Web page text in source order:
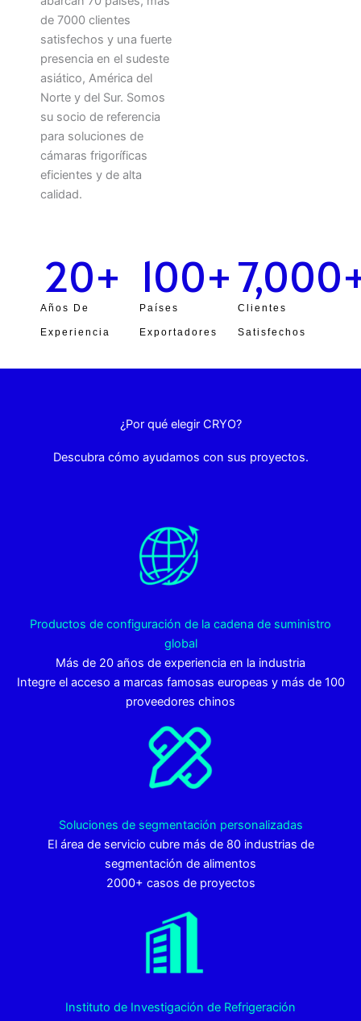
de 7000 clientes
satisfechos y una fuerte
presencia en el sudeste
asiático, América del
Norte y del Sur. Somos
su socio de referencia
para soluciones de
cámaras frigoríficas
eficientes y de alta
calidad.
Años De
Experiencia
20+
Países
Exportadores
100+
Clientes
Satisfechos
7,000
¿Por qué elegir CRYO?
Descubra cómo ayudamos con sus proyectos.
Productos de configuración de la cadena de suministro
global
Más de 20 años de experiencia en la industria
Integre el acceso a marcas famosas europeas y más de 100
proveedores chinos
Soluciones de segmentación personalizadas
El área de servicio cubre más de 80 industrias de
segmentación de alimentos
2000+ casos de proyectos
Instituto de Investigación de Refrigeración